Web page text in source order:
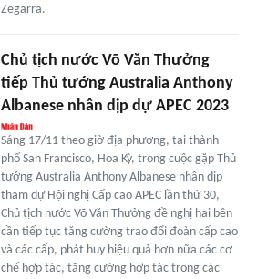
Zegarra.
Chủ tịch nước Võ Văn Thưởng
tiếp Thủ tướng Australia Anthony
Albanese nhân dịp dự APEC 2023
Sáng 17/11 theo giờ địa phương, tại thành
phố San Francisco, Hoa Kỳ, trong cuộc gặp Thủ
tướng Australia Anthony Albanese nhân dịp
tham dự Hội nghị Cấp cao APEC lần thứ 30,
Chủ tịch nước Võ Văn Thưởng đề nghị hai bên
cần tiếp tục tăng cường trao đổi đoàn cấp cao
và các cấp, phát huy hiệu quả hơn nữa các cơ
chế hợp tác, tăng cường hợp tác trong các